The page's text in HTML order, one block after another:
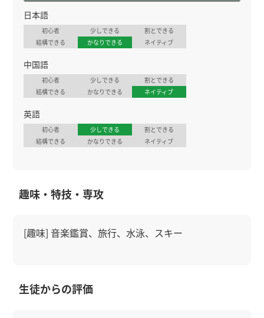
日本語
初心者 少しできる
割とできる
結構できる
かなりできる ネイティブ
中国語
初心者 少しできる
割とできる
結構できる
かなりできる ネイティブ
英語
初心者 少しできる
割とできる
結構できる
かなりできる ネイティブ
趣味・特技・専攻
[趣味] 音楽鑑賞、旅行、水泳、スキー
生徒からの評価